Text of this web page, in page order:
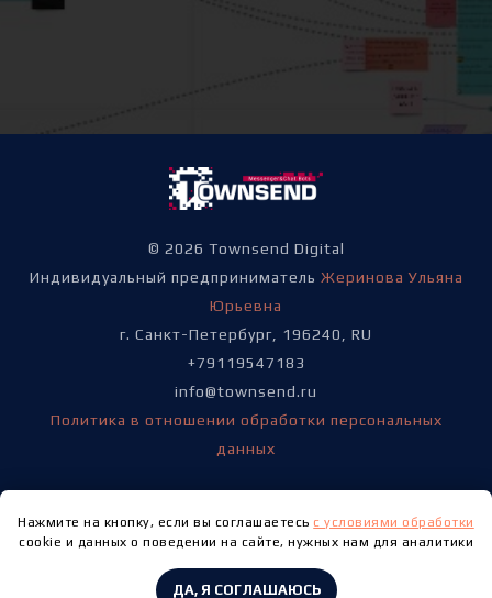
© 2026 Townsend Digital
Индивидуальный предприниматель Жеринова Ульяна
Юрьевна
г. Санкт-Петербург, 196240, RU
+79119547183
info@townsend.ru
Политика в отношении обработки персональных
данных
Нажмите на кнопку, если вы соглашаетесь с условиями обработки
cookie и данных о поведении на сайте, нужных нам для аналитики
ДА, Я СОГЛАШАЮСЬ